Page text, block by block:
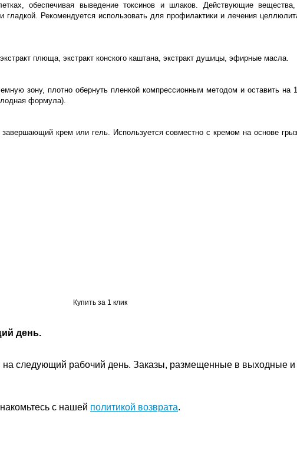
обеспечивая выведение токсинов и шлаков. Действующие
Рекомендуется использовать для профилактики и лечения
плюща, экстракт конского каштана, экстракт душицы, эфирные масла.
зону, плотно обернуть пленкой компрессионным методом и оставить
формула).
крем или гель. Используется совместно с кремом на основе
Купить за 1 клик
день.
на следующий рабочий день. Заказы, размещенные в выходные
с нашей политикой возврата.